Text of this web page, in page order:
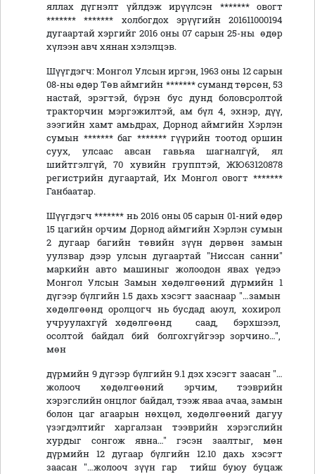
яллах дүгнэлт үйлдэж ирүүлсэн ******* овогт
******* ******* холбогдох эрүүгийн 201611000194
дугаартай хэргийг 2016 оны 07 сарын 25-ны өдөр
хүлээн авч хянан хэлэлцэв.
Шүүгдэгч: Монгол Улсын иргэн, 1963 оны 12 сарын
08-ны өдөр Төв аймгийн ******* суманд төрсөн, 53
настай, эрэгтэй, бүрэн бус дунд боловсролтой
тракторчин мэргэжилтэй, ам бүл 4, эхнэр, дүү,
зээгийн хамт амьдрах, Дорнод аймгийн Хэрлэн
сумын ******* баг ******* гүүрийн тоотод оршин
суух, улсаас авсан гавьяа шагналгүй, ял
шийтгэлгүй, 70 хувийн групптэй, ЖЮ63120878
регистрийн дугаартай, Их Монгол овогт *******
Ганбаатар.
Шүүгдэгч ******* нь 2016 оны 05 сарын 01-ний өдөр
15 цагийн орчим Дорнод аймгийн Хэрлэн сумын
2 дугаар багийн төвийн зүүн дөрвөн замын
уулзвар дээр улсын дугаартай "Ниссан санни"
маркийн авто машиныг жолоодон явах үедээ
Монгол Улсын Замын хөдөлгөөний дүрмийн 1
дүгээр бүлгийн 1.5 дахь хэсэгт зааснаар "…замын
хөдөлгөөнд оролцогч нь бусдад аюул, хохирол
учруулахгүй хөдөлгөөнд саад, бэрхшээл,
осолтой байдал бий болгохгүйгээр зорчино…",
мөн
дүрмийн 9 дүгээр бүлгийн 9.1 дэх хэсэгт заасан "…
жолооч хөдөлгөөний эрчим, тээврийн
хэрэгслийн онцлог байдал, тээж яваа ачаа, замын
болон цаг агаарын нөхцөл, хөдөлгөөний дагуу
үзэгдэлтийг харгалзан тээврийн хэрэгслийн
хурдыг сонгож явна…" гэсэн заалтыг, мөн
дүрмийн 12 дугаар бүлгийн 12.10 дахь хэсэгт
заасан "…жолооч зүүн гар тийш буюу буцаж